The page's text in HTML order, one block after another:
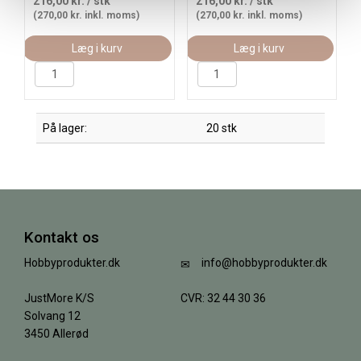
(270,00 kr. inkl. moms)
Læg i kurv
(270,00 kr. inkl. moms)
Læg i kurv
På lager: 20 stk
Kontakt os
Hobbyprodukter.dk
JustMore K/S
Solvang 12
3450 Allerød
info@hobbyprodukter.dk
CVR: 32 44 30 36